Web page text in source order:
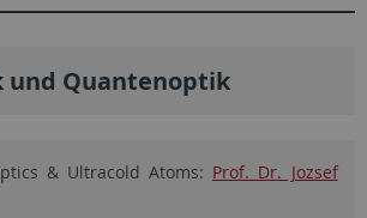
und Quantenoptik
& Ultracold Atoms: Prof. Dr. Jozsef